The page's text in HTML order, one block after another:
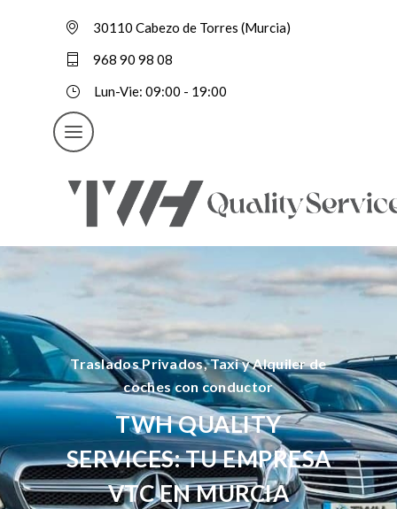
30110 Cabezo de Torres (Murcia)
968 90 98 08
Lun-Vie: 09:00 - 19:00
Traslados Privados, Taxi y Alquiler de
coches con conductor
TWH QUALITY
SERVICES: TU EMPRESA
VTC EN MURCIA